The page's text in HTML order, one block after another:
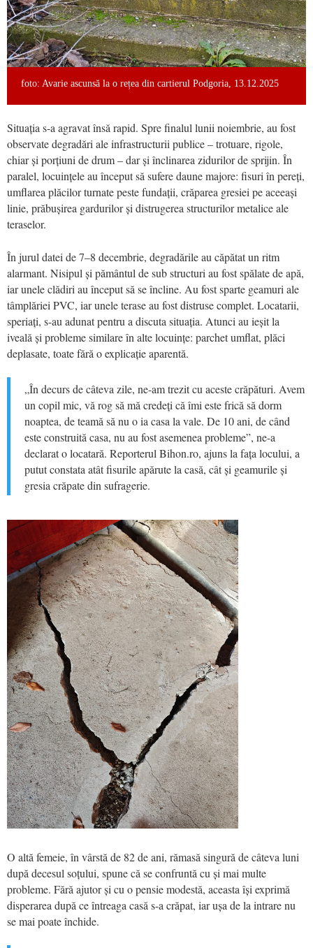
foto: Avarie ascunsă la o rețea din cartierul Podgoria, 13.12.2025
Situația s-a agravat însă rapid. Spre finalul lunii noiembrie, au fost
observate degradări ale infrastructurii publice – trotuare, rigole,
chiar și porțiuni de drum – dar și înclinarea zidurilor de sprijin. În
paralel, locuințele au început să sufere daune majore: fisuri în pereți,
umflarea plăcilor turnate peste fundații, crăparea gresiei pe aceeași
linie, prăbușirea gardurilor și distrugerea structurilor metalice ale
teraselor.
În jurul datei de 7–8 decembrie, degradările au căpătat un ritm
alarmant. Nisipul și pământul de sub structuri au fost spălate de apă,
iar unele clădiri au început să se încline. Au fost sparte geamuri ale
tâmplăriei PVC, iar unele terase au fost distruse complet. Locatarii,
speriați, s-au adunat pentru a discuta situația. Atunci au ieșit la
iveală și probleme similare în alte locuințe: parchet umflat, plăci
deplasate, toate fără o explicație aparentă.
„În decurs de câteva zile, ne-am trezit cu aceste crăpături. Avem
un copil mic, vă rog să mă credeți că îmi este frică să dorm
noaptea, de teamă să nu o ia casa la vale. De 10 ani, de când
este construită casa, nu au fost asemenea probleme”, ne-a
declarat o locatară. Reporterul Bihon.ro, ajuns la fața locului, a
putut constata atât fisurile apărute la casă, cât și geamurile și
gresia crăpate din sufragerie.
O altă femeie, în vârstă de 82 de ani, rămasă singură de câteva luni
după decesul soțului, spune că se confruntă cu și mai multe
probleme. Fără ajutor și cu o pensie modestă, aceasta își exprimă
disperarea după ce întreaga casă s-a crăpat, iar ușa de la intrare nu
se mai poate închide.